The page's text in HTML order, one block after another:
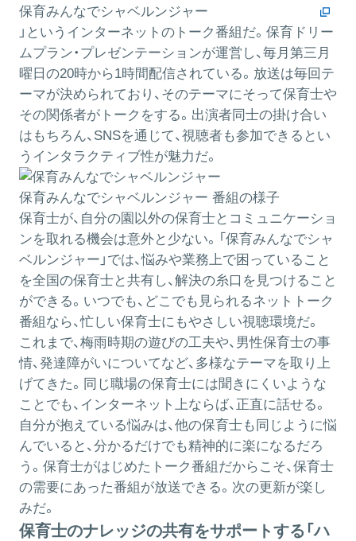
保育みんなでシャベルンジャー
」というインターネットのトーク番組だ。保育ドリー
ムプラン・プレゼンテーションが運営し、毎月第三月
曜日の20時から1時間配信されている。放送は毎回テ
ーマが決められており、そのテーマにそって保育士や
その関係者がトークをする。出演者同士の掛け合い
はもちろん、SNSを通じて、視聴者も参加できるとい
うインタラクティブ性が魅力だ。
保育みんなでシャベルンジャー 番組の様子
保育士が、自分の園以外の保育士とコミュニケーショ
ンを取れる機会は意外と少ない。「保育みんなでシャ
ベルンジャー」では、悩みや業務上で困っていること
を全国の保育士と共有し、解決の糸口を見つけること
ができる。いつでも、どこでも見られるネットトーク
番組なら、忙しい保育士にもやさしい視聴環境だ。
これまで、梅雨時期の遊びの工夫や、男性保育士の事
情、発達障がいについてなど、多様なテーマを取り上
げてきた。同じ職場の保育士には聞きにくいような
ことでも、インターネット上ならば、正直に話せる。
自分が抱えている悩みは、他の保育士も同じように悩
んでいると、分かるだけでも精神的に楽になるだろ
う。保育士がはじめたトーク番組だからこそ、保育士
の需要にあった番組が放送できる。次の更新が楽し
みだ。
保育士のナレッジの共有をサポートする「ハ